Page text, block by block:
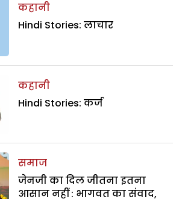
कहानी
Hindi Stories: लाचार
कहानी
Hindi Stories: कर्ज
समाज
जेनजी का दिल जीतना इतना
आसान नहीं : भागवत का संवाद,